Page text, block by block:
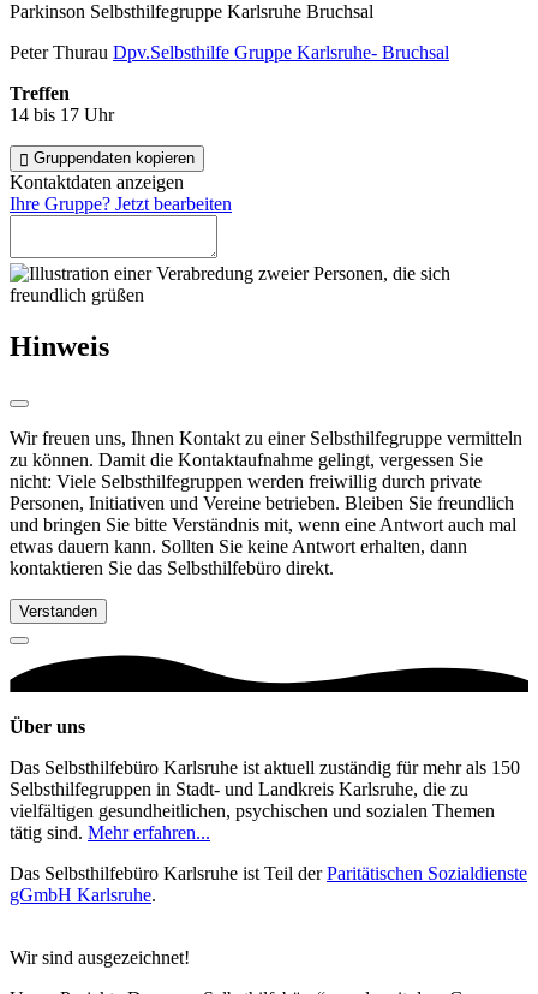
Parkinson Selbsthilfegruppe Karlsruhe Bruchsal
Peter Thurau Dpv.Selbsthilfe Gruppe Karlsruhe- Bruchsal
Treffen
14 bis 17 Uhr
Gruppendaten kopieren
Kontaktdaten anzeigen
Ihre Gruppe? Jetzt bearbeiten
Hinweis
Wir freuen uns, Ihnen Kontakt zu einer Selbsthilfegruppe vermitteln
zu können. Damit die Kontaktaufnahme gelingt, vergessen Sie
nicht: Viele Selbsthilfegruppen werden freiwillig durch private
Personen, Initiativen und Vereine betrieben. Bleiben Sie freundlich
und bringen Sie bitte Verständnis mit, wenn eine Antwort auch mal
etwas dauern kann. Sollten Sie keine Antwort erhalten, dann
kontaktieren Sie das Selbsthilfebüro direkt.
Verstanden
Über uns
Das Selbsthilfebüro Karlsruhe ist aktuell zuständig für mehr als 150
Selbsthilfegruppen in Stadt- und Landkreis Karlsruhe, die zu
vielfältigen gesundheitlichen, psychischen und sozialen Themen
tätig sind. Mehr erfahren...
Das Selbsthilfebüro Karlsruhe ist Teil derParitätischen Sozialdienste
gGmbH Karlsruhe.
Wir sind ausgezeichnet!